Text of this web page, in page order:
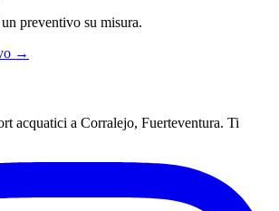
preventivo su misura.
→
acquatici a Corralejo, Fuerteventura. Ti